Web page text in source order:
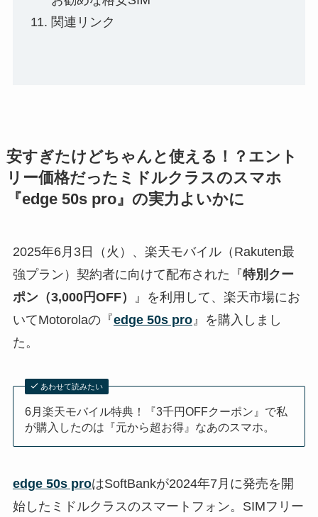
関連リンク
安すぎたけどちゃんと使える！？エント
リー価格だったミドルクラスのスマホ
『edge 50s pro』の実力よいかに
2025年6月3日（火）、楽天モバイル（Rakuten最
強プラン）契約者に向けて配布された『特別クー
ポン（3,000円OFF）
』を利用して、楽天市場にお
いてMotorolaの『edge 50s pro』を購入しまし
た。
あわせて読みたい
6月楽天モバイル特典！『3千円OFFクーポン』で私
が購入したのは『元から超お得』なあのスマホ。
edge 50s proはSoftBankが2024年7月に発売を開
始したミドルクラスのスマートフォン。SIMフリー